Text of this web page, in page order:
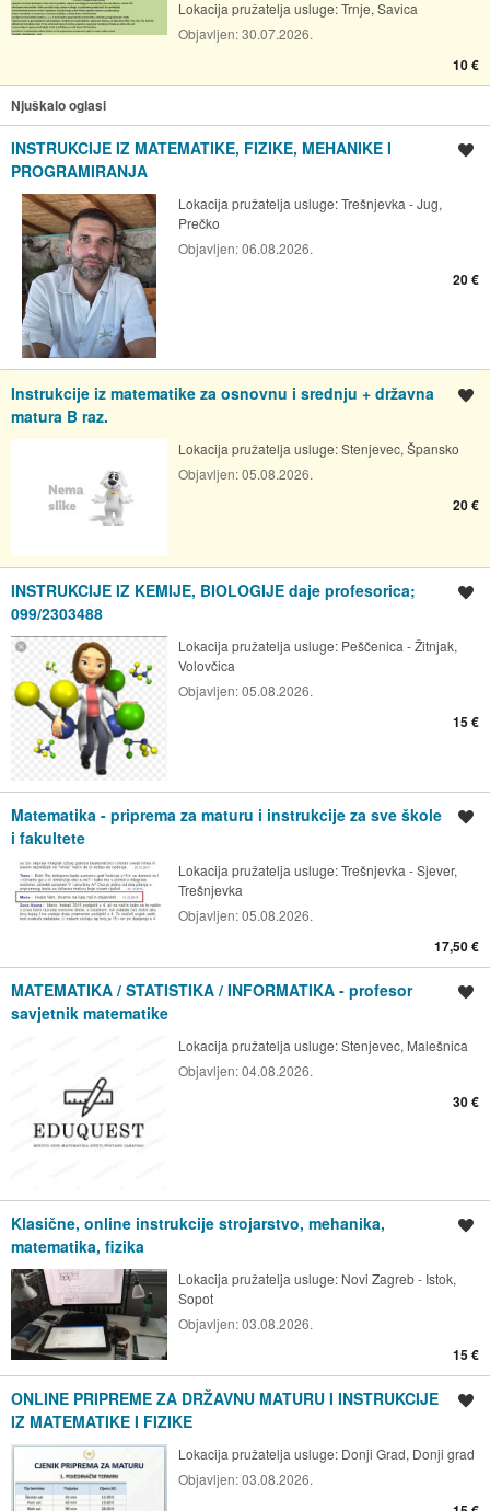
Lokacija pružatelja usluge:Trnje, Savica
Objavljen:30.07.2026.
10 €
Njuškalo oglasi
INSTRUKCIJE IZ MATEMATIKE, FIZIKE, MEHANIKE I
PROGRAMIRANJA
Lokacija pružatelja usluge:Trešnjevka - Jug,
Prečko
Objavljen:06.08.2026.
20 €
Instrukcije iz matematike za osnovnu i srednju + državna
matura B raz.
Lokacija pružatelja usluge:Stenjevec, Špansko
Objavljen:05.08.2026.
20 €
INSTRUKCIJE IZ KEMIJE, BIOLOGIJE daje profesorica;
099/2303488
Lokacija pružatelja usluge: Peščenica - Žitnjak,
Volovčica
Objavljen:05.08.2026.
15 €
Matematika - priprema za maturu i instrukcije za sve škole
i fakultete
Lokacija pružatelja usluge:Trešnjevka - Sjever,
Trešnjevka
Objavljen:05.08.2026.
17,50 €
MATEMATIKA / STATISTIKA / INFORMATIKA - profesor
savjetnik matematike
Lokacija pružatelja usluge:Stenjevec, Malešnica
Objavljen:04.08.2026.
30 €
Klasične, online instrukcije strojarstvo, mehanika,
matematika, fizika
Lokacija pružatelja usluge: Novi Zagreb - Istok,
Sopot
Objavljen:03.08.2026.
15 €
ONLINE PRIPREME ZA DRŽAVNU MATURU I INSTRUKCIJE
IZ MATEMATIKE I FIZIKE
Lokacija pružatelja usluge: Donji Grad, Donji grad
Objavljen:03.08.2026.